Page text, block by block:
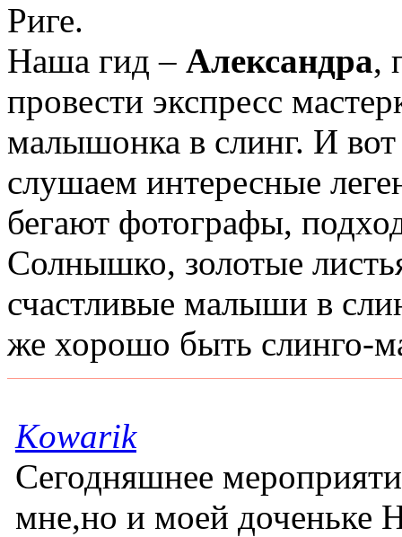
Риге.
Наша гид – Александра,
провести экспресс
малышонка в слинг. И
слушаем интересные
бегают фотографы,
Солнышко, золотые
счастливые малыши в
же хорошо быть слинго-
Kowarik
Сегодняшнее
мне,но и моей доченьке